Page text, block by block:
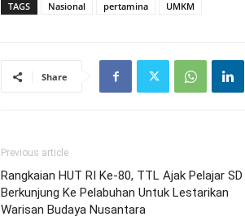
TAGS Nasional pertamina UMKM
Share
Previous article
Rangkaian HUT RI Ke-80, TTL Ajak Pelajar SD
Berkunjung Ke Pelabuhan Untuk Lestarikan
Warisan Budaya Nusantara